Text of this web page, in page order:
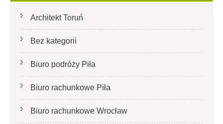
Architekt Toruń
Bez kategorii
Biuro podróży Piła
Biuro rachunkowe Piła
Biuro rachunkowe Wrocław